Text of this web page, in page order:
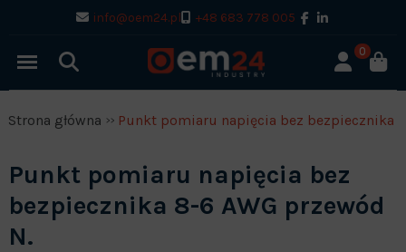
info@oem24.pl +48 683 778 005
0
Strona główna Punkt pomiaru napięcia bez bezpiecznika
Punkt pomiaru napięcia bez
bezpiecznika 8-6 AWG przewód
N.